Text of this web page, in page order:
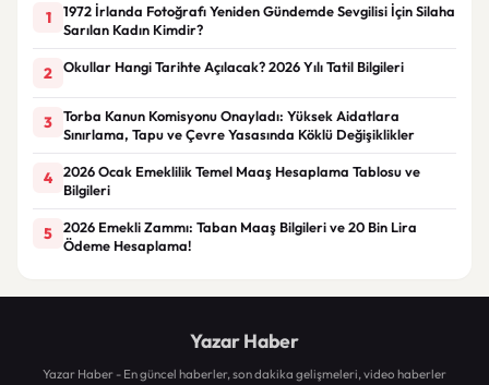
1
1972 İrlanda Fotoğrafı Yeniden Gündemde Sevgilisi İçin Silaha
Sarılan Kadın Kimdir?
2 Okullar Hangi Tarihte Açılacak? 2026 Yılı Tatil Bilgileri
3
Torba Kanun Komisyonu Onayladı: Yüksek Aidatlara
Sınırlama, Tapu ve Çevre Yasasında Köklü Değişiklikler
4
2026 Ocak Emeklilik Temel Maaş Hesaplama Tablosu ve
Bilgileri
5
2026 Emekli Zammı: Taban Maaş Bilgileri ve 20 Bin Lira
Ödeme Hesaplama!
Yazar Haber
Yazar Haber - En güncel haberler, son dakika gelişmeleri, video haberler